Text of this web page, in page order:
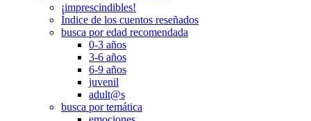
¡imprescindibles!
Índice de los cuentos reseñados
busca por edad recomendada
0-3 años
3-6 años
6-9 años
juvenil
adult@s
busca por temática